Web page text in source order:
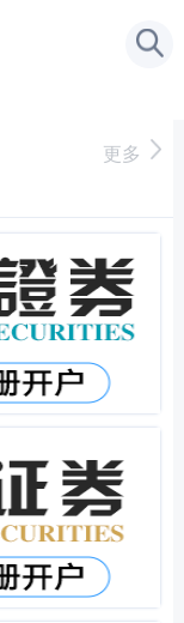
更多